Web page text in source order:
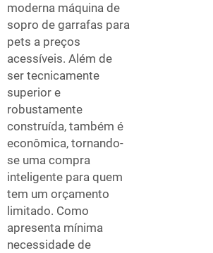
moderna máquina de
sopro de garrafas para
pets a preços
acessíveis. Além de
ser tecnicamente
superior e
robustamente
construída, também é
econômica, tornando-
se uma compra
inteligente para quem
tem um orçamento
limitado. Como
apresenta mínima
necessidade de